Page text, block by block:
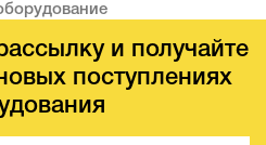
и получайте
поступлениях